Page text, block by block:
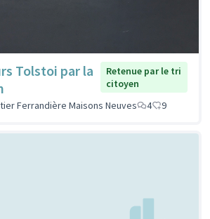
Tolstoi par la
Retenue par le tri
citoyen
Ferrandière Maisons Neuves
4 9